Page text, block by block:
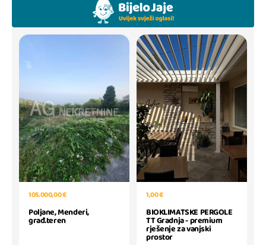
105.000,00 €
Poljane, Menderi,
građ.teren
1,00 €
BIOKLIMATSKE PERGOLE
TT Gradnja - premium
rješenje za vanjski
prostor